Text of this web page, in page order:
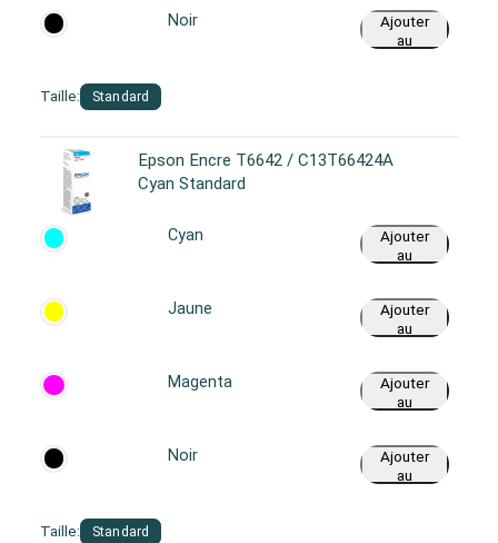
Taille: Standard
Noir
Ajouter
au
Epson Encre T6642 / C13T66424A
Cyan Standard
Taille: Standard
Cyan
Ajouter
au
Jaune
Ajouter
au
Magenta
Ajouter
au
Noir
Ajouter
au